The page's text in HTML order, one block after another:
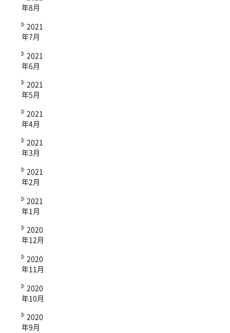
年8月
2021
年7月
2021
年6月
2021
年5月
2021
年4月
2021
年3月
2021
年2月
2021
年1月
2020
年12月
2020
年11月
2020
年10月
2020
年9月